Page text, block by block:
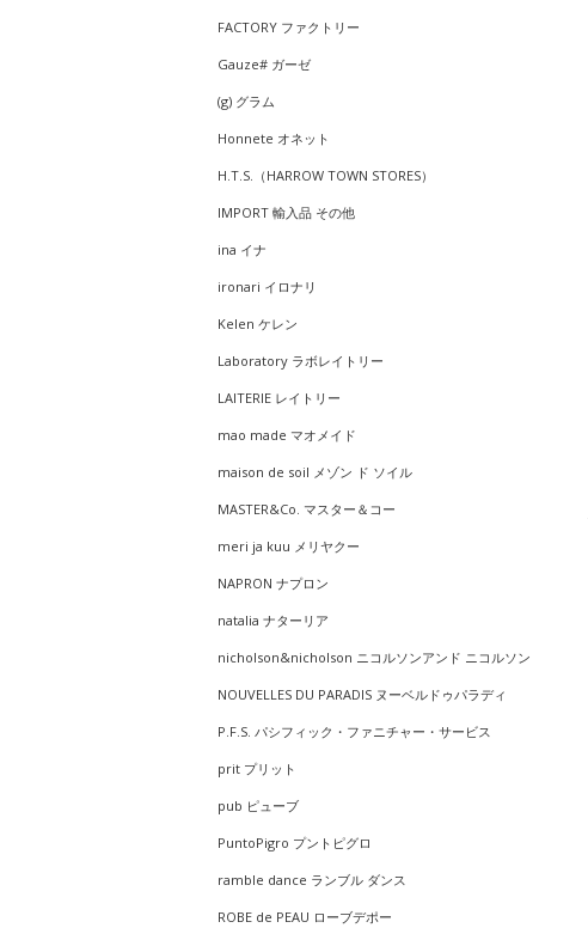
FACTORY ファクトリー
Gauze# ガーゼ
(g) グラム
Honnete オネット
H.T.S.（HARROW TOWN STORES）
IMPORT 輸入品 その他
ina イナ
ironari イロナリ
Kelen ケレン
Laboratory ラボレイトリー
LAITERIE レイトリー
mao made マオメイド
maison de soil メゾン ド ソイル
MASTER&Co. マスター＆コー
meri ja kuu メリヤクー
NAPRON ナプロン
natalia ナターリア
nicholson&nicholson ニコルソンアンド ニコルソン
NOUVELLES DU PARADIS ヌーベルドゥパラディ
P.F.S. パシフィック・ファニチャー・サービス
prit プリット
pub ピューブ
PuntoPigro プントピグロ
ramble dance ランブル ダンス
ROBE de PEAU ローブデポー